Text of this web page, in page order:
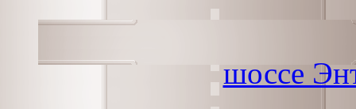
шоссе